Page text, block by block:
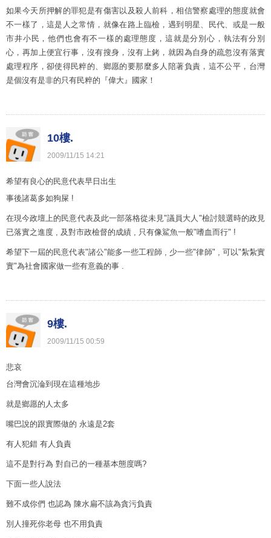
如果今天所押解的罪犯是有傷害以及殺人前科，相信警察處理的態度就會
不一樣了，這是人之常情，就像在路上臨檢，遇到明星、民代、或是一般
市井小民，他們也會有不一樣的處理態度，這就是分別心，執法有分別
心，再加上便宜行事，沒有搜身，沒有上銬，就因為自身的疏忽沒有落實
處理程序，卻使得民粹的、鄉愿的要那麼多人陪著負責，這不公平，台灣
是個沒有是非的只有民粹的『偉大』國家！
10樓.
2009/11/15 14:21
希望有良心的民意代表早日出生
事後諸葛多如狗屎 !
在現今政壇上的民意代表及此一部落格從未見"議員大人"檢討競選時的政見
已落實之進度 , 及對市政檢督的成績 , 只有像鯊魚一般"嗜血而行" !
希望下一屆的民意代表"諸公"能多一些工程師 , 少一些"律師" , 可以"紮紮實
實"為社會國家做一些有意義的事 .
9樓.
2009/11/15 00:59
悲哀
台灣會沉淪到現在這種地步
就是鄉愿的人太多
嘴巴說的跟實際做的 永遠是2套
有人犯錯 有人負責
這不是對行為 對自己的一種基本態度嗎?
下面一些人說法
難不成你們 也認為 陳水扁不該為貪污負責
別人撞死你老母 也不用負責